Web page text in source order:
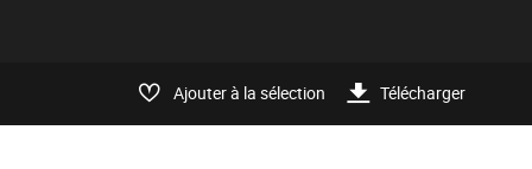
Ajouter à la sélection Télécharger